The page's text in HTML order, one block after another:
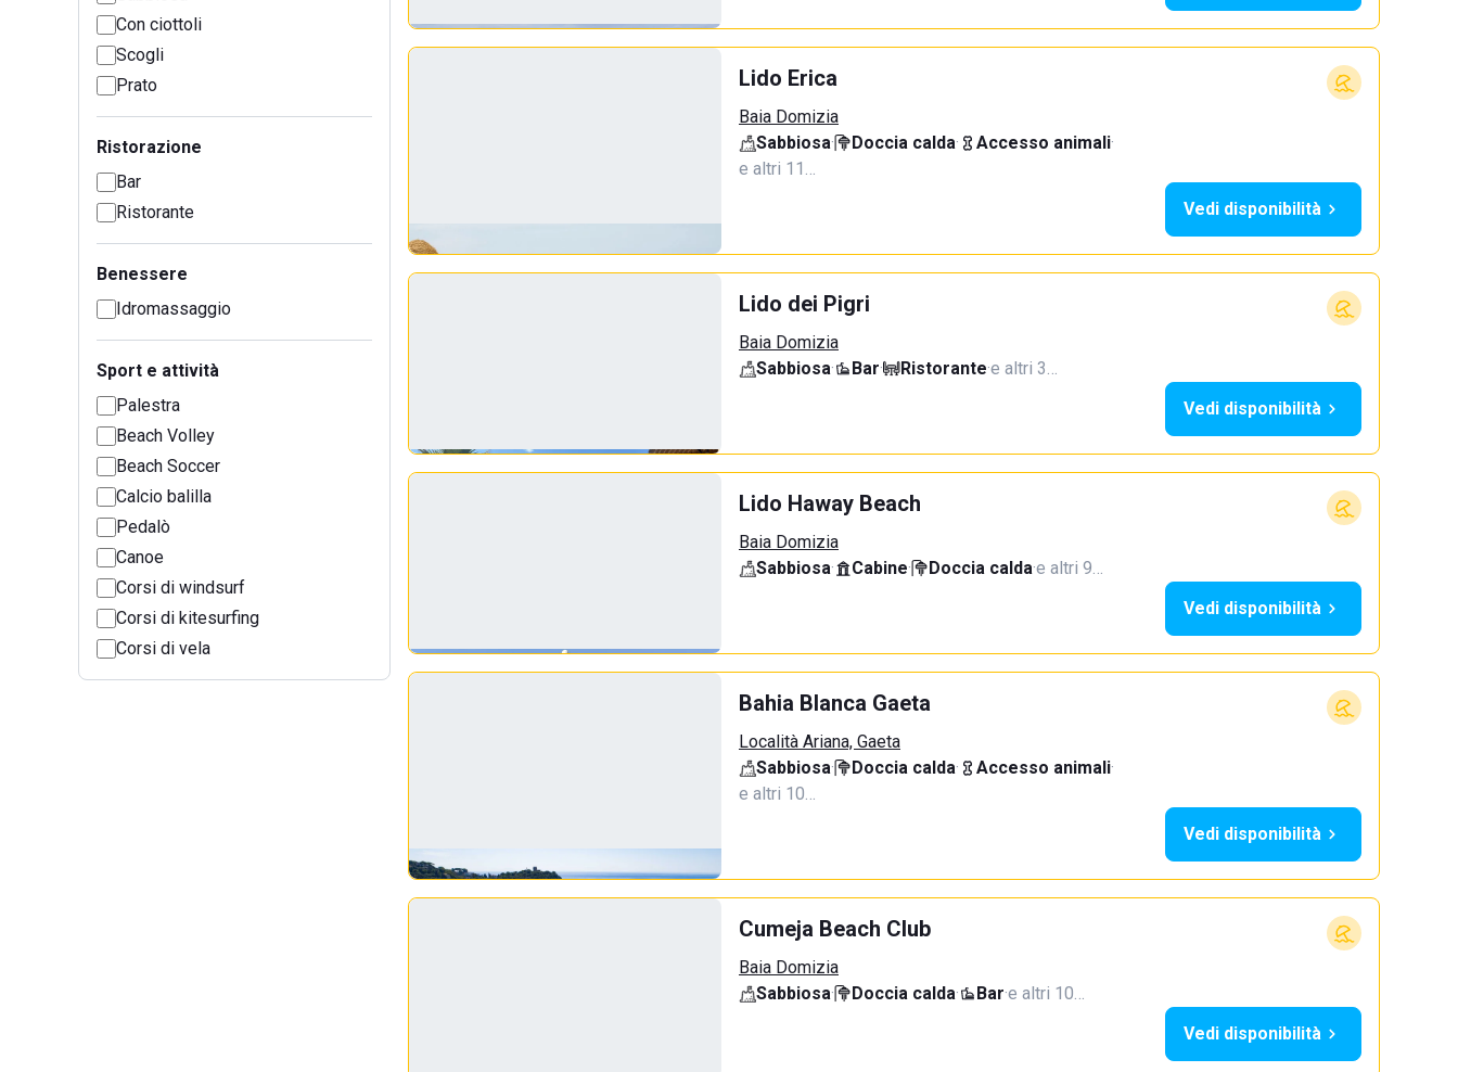
Con ciottoli
Scogli
Prato
Ristorazione
Bar
Ristorante
Benessere
Idromassaggio
Sport e attività
Palestra
Beach Volley
Beach Soccer
Calcio balilla
Pedalò
Canoe
Corsi di windsurf
Corsi di kitesurfing
Corsi di vela
Lido Erica
Baia Domizia
Sabbiosa· Doccia calda· Accesso animali·
e altri 11…
Vedi disponibilità
Lido dei Pigri
Baia Domizia
Sabbiosa· Bar· Ristorante·e altri 3…
Vedi disponibilità
Lido Haway Beach
Baia Domizia
Sabbiosa· Cabine· Doccia calda·e altri 9…
Vedi disponibilità
Bahia Blanca Gaeta
Località Ariana, Gaeta
Sabbiosa· Doccia calda· Accesso animali·
e altri 10…
Vedi disponibilità
Cumeja Beach Club
Baia Domizia
Sabbiosa· Doccia calda· Bar·e altri 10…
Vedi disponibilità